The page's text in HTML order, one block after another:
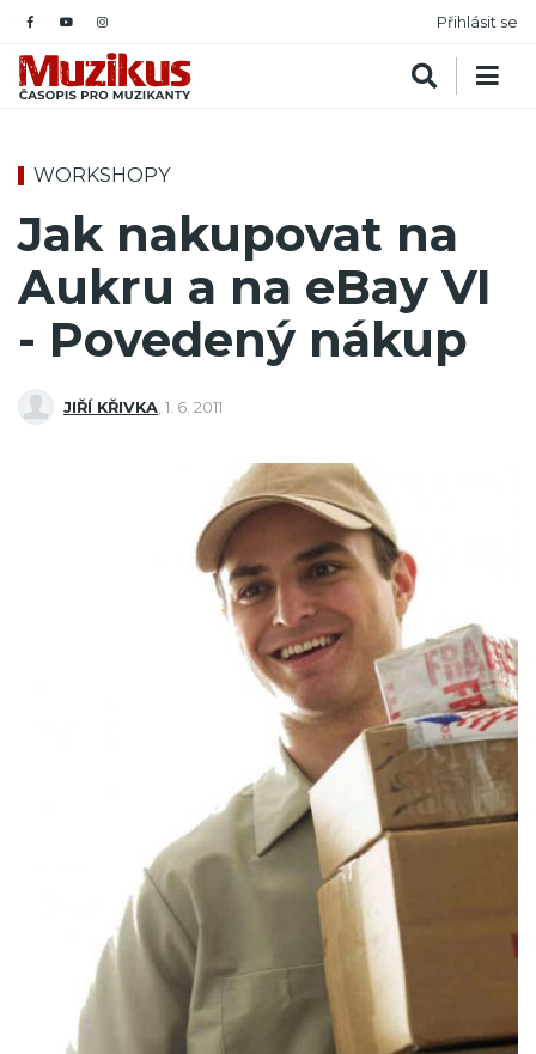
Přihlásit se
WORKSHOPY
Jak nakupovat na
Aukru a na eBay VI
- Povedený nákup
JIŘÍ KŘIVKA 1. 6. 2011